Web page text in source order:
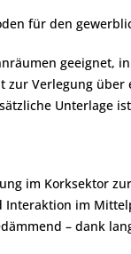
für den
geeignet,
zur Verlegung
Unterlage
im Korksektor
im
– dank